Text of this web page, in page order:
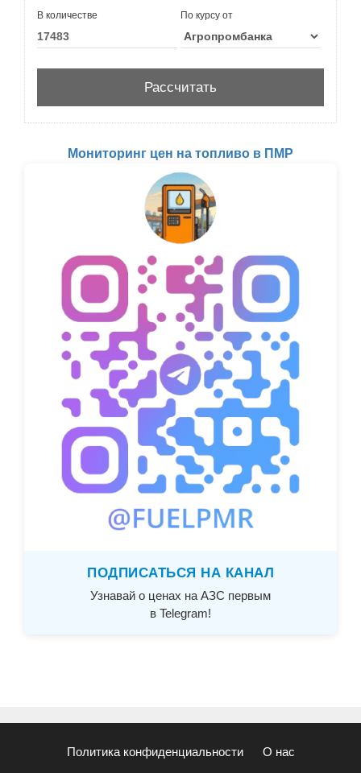
В количестве По курсу от
Мониторинг цен на топливо в ПМР
ПОДПИСАТЬСЯ НА КАНАЛ
Узнавай о ценах на АЗС первым
в Telegram!
Политика конфиденциальности О нас